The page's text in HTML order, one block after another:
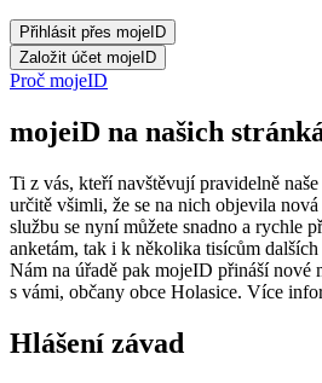
Proč mojeID
mojeiD na našich
Ti z vás, kteří navštěvují pravidelně
určitě všimli, že se na nich objevila
službu se nyní můžete snadno a rychle
anketám, tak i k několika tisícům dalších
Nám na úřadě pak mojeID přináší nové
s vámi, občany obce Holasice. Více
Hlášení závad